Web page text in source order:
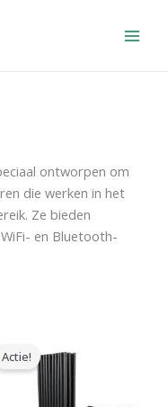
ontworpen om
die werken in het
Ze bieden
en Bluetooth-
Actie!
prijs
was: